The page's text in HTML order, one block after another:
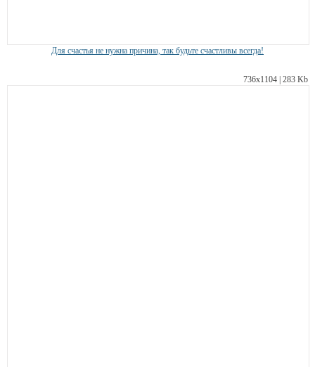
Для счастья не нужна причина, так будьте счастливы всегда!
736х1104 | 283 Kb